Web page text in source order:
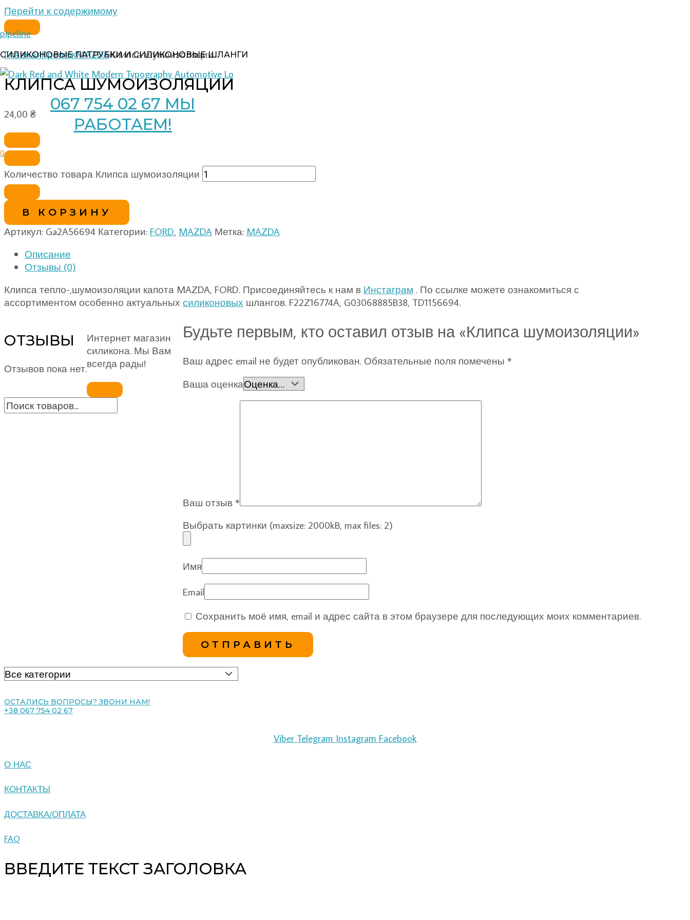
Перейти к содержимому
pipeline
СИЛИКОНОВЫЕ ПАТРУБКИ И СИЛИКОНОВЫЕ ШЛАНГИ
067 754 02 67 МЫ
РАБОТАЕМ!
0
ГлавнаяКрепежMAZDAКлипса шумоизоляции
КЛИПСА ШУМОИЗОЛЯЦИИ
24,00 ₴
Количество товара Клипса шумоизоляции
В КОРЗИНУ
Артикул: Ga2A56694 Категории: FORD, MAZDA Метка: MAZDA
Описание
Отзывы (0)
Клипса тепло-,шумоизоляции капота MAZDA, FORD. Присоединяйтесь к нам в Инстаграм . По ссылке можете ознакомиться с
ассортиментом особенно актуальных силиконовых шлангов. F22Z16774A, G03068885B38, TD1156694.
ОТЗЫВЫ
Отзывов пока нет.
Будьте первым, кто оставил отзыв на «Клипса шумоизоляции»
Ваш адрес email не будет опубликован. Обязательные поля помечены *
Ваша оценка
Ваш отзыв *
Выбрать картинки (maxsize: 2000kB, max files: 2)
Имя
Email
Сохранить моё имя, email и адрес сайта в этом браузере для последующих моих комментариев.
Интернет магазин
силикона. Мы Вам
всегда рады!
ОСТАЛИСЬ ВОПРОСЫ? ЗВОНИ НАМ!
+38 067 754 02 67
Viber Telegram Instagram Facebook
О НАС
КОНТАКТЫ
ДОСТАВКА/ОПЛАТА
FAQ
ВВЕДИТЕ ТЕКСТ ЗАГОЛОВКА